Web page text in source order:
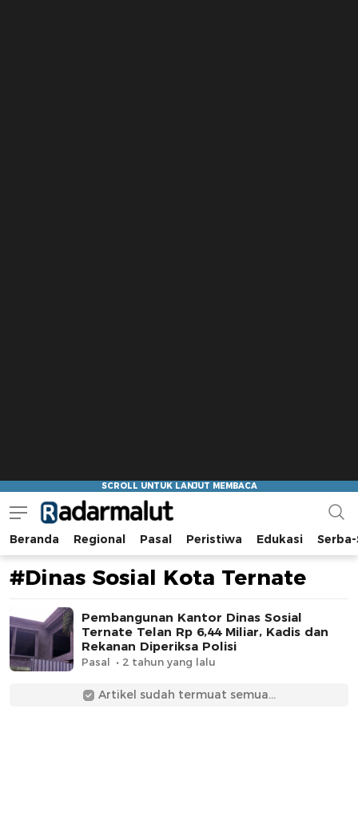
Radar Malut
Bacaan Nyindir
Beranda Regional Pasal Peristiwa Edukasi
#Dinas Sosial Kota Ternate
Pembangunan Kantor Dinas Sosial
Ternate Telan Rp 6,44 Miliar, Kadis dan
Rekanan Diperiksa Polisi
Pasal 2 tahun yang lalu
Artikel sudah termuat semua...